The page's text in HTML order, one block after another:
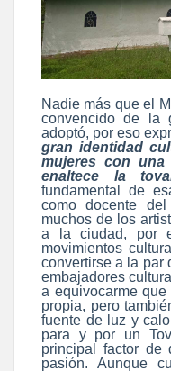
Nadie más que el
convencido de la
adoptó, por eso
gran identidad
mujeres con
enaltece la
fundamental de
como docente
muchos de los
a la ciudad, por
movimientos
convertirse a la par
embajadores
a equivocarme que
propia, pero
fuente de luz y
para y por un
principal factor de
pasión. Aunque